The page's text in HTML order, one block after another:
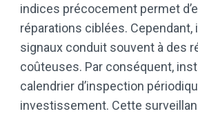
indices précocement permet
réparations ciblées. Cependant,
signaux conduit souvent à des
coûteuses. Par conséquent,
calendrier d’inspection
investissement. Cette